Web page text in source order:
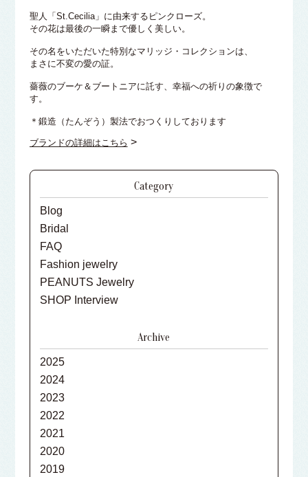
聖人「St.Cecilia」に由来するピンクローズ。
その花は最後の一瞬まで優しく美しい。
その名をいただいた特別なマリッジ・コレクションは、
まさに不変の愛の証。
薔薇のブーケ＆ブートニアに託す、幸福への祈りの象徴で
す。
＊鍛造（たんぞう）製法でおつくりしております
ブランドの詳細はこちら >
Category
Blog
Bridal
FAQ
Fashion jewelry
PEANUTS Jewelry
SHOP Interview
Archive
2025
2024
2023
2022
2021
2020
2019